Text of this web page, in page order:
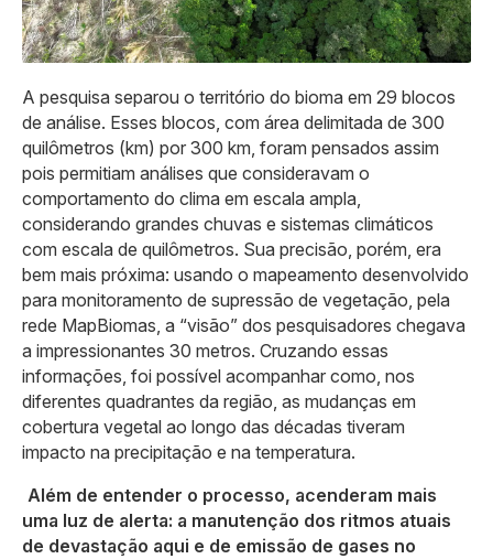
A pesquisa separou o território do bioma em 29 blocos
de análise. Esses blocos, com área delimitada de 300
quilômetros (km) por 300 km, foram pensados assim
pois permitiam análises que consideravam o
comportamento do clima em escala ampla,
considerando grandes chuvas e sistemas climáticos
com escala de quilômetros. Sua precisão, porém, era
bem mais próxima: usando o mapeamento desenvolvido
para monitoramento de supressão de vegetação, pela
rede MapBiomas, a “visão” dos pesquisadores chegava
a impressionantes 30 metros. Cruzando essas
informações, foi possível acompanhar como, nos
diferentes quadrantes da região, as mudanças em
cobertura vegetal ao longo das décadas tiveram
impacto na precipitação e na temperatura.
Além de entender o processo, acenderam mais
uma luz de alerta: a manutenção dos ritmos atuais
de devastação aqui e de emissão de gases no